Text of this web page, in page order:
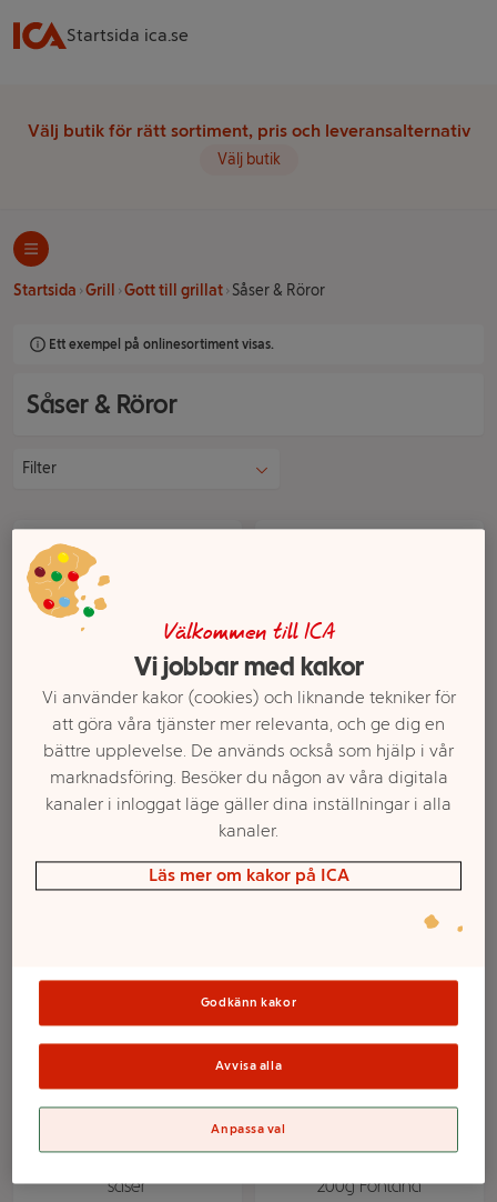
Startsida ica.se
Välj butik för rätt sortiment, pris och leveransalternativ
Välj butik
Startsida Grill Gott till grillat Såser & Röror
Ett exempel på onlinesortiment visas.
Såser & Röror
Filter
Herb & Garlicsauce
200g Farmers & Chefs
Mer info
Välj butik
BBQ Sauce Original
355g Santa Maria
Mer info
Välj butik
Pepparsås 230ml Eriks
såser
Tzatziki Äkta Grekisk
200g Fontana
Välkommen till ICA
Vi jobbar med kakor
Vi använder kakor (cookies) och liknande tekniker för
att göra våra tjänster mer relevanta, och ge dig en
bättre upplevelse. De används också som hjälp i vår
marknadsföring. Besöker du någon av våra digitala
kanaler i inloggat läge gäller dina inställningar i alla
kanaler.
Läs mer om kakor på ICA
Godkänn kakor
Avvisa alla
Anpassa val